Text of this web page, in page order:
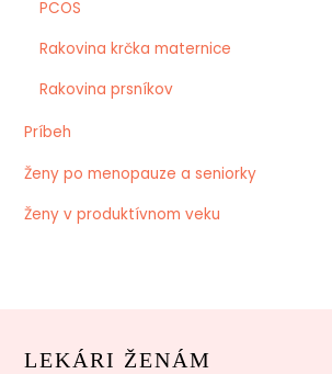
PCOS
Rakovina krčka maternice
Rakovina prsníkov
Príbeh
Ženy po menopauze a seniorky
Ženy v produktívnom veku
LEKÁRI ŽENÁM